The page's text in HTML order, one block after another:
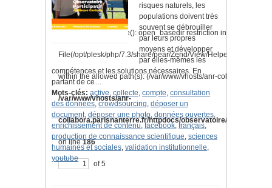
: is_readable(): open_basedir restriction in effect.
File(/opt/plesk/php/7.3/share/pear/Zend/View/Helper/
within the allowed path(s): (/var/www/vhosts/anr-
/var/www/vhosts/anr-
collabora.parisnanterre.fr/httpdocs/observatoire/application/
on line186
of 5
risques naturels, les
populations doivent très
souvent se débrouiller
par leurs propres
moyens et développer
par elles-mêmes les
compétences et les solutions nécessaires. En
partant de ce…
Mots-clés: active, collecte, compte, consultation
des données, crowdsourcing, déposer un
document, déposer une photo, données ouvertes,
enrichissement de contenu, facebook, français,
production de connaissance scientifique, sciences
humaines et sociales, validation institutionnelle,
youtube